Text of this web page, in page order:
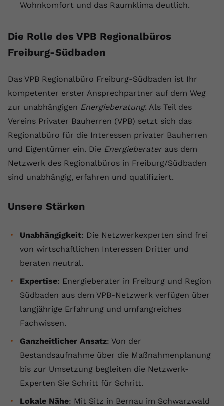
Wohnkomfort und das Raumklima deutlich.
Die Rolle des VPB Regionalbüros
Freiburg-Südbaden
Das VPB Regionalbüro Freiburg-Südbaden ist Ihr
kompetenter erster Ansprechpartner auf dem Weg
zur unabhängigen Energieberatung. Als Teil des
Vereins Privater Bauherren (VPB) setzt sich das
Regionalbüro für die Interessen privater Bauherren
und Eigentümer ein. Die Energieberateraus dem
Netzwerk des Regionalbüros in Freiburg/Südbaden
sind unabhängig, erfahren und qualifiziert.
Unsere Stärken
Unabhängigkeit: Die Netzwerkexperten sind frei
von wirtschaftlichen Interessen Dritter und
beraten neutral.
Expertise: Energieberater in Freiburg und Region
Südbaden aus dem VPB-Netzwerk verfügen über
langjährige Erfahrung und umfangreiches
Fachwissen.
Ganzheitlicher Ansatz: Von der
Bestandsaufnahme über die Maßnahmenplanung
bis zur Umsetzung begleiten die Netzwerk-
Experten Sie Schritt für Schritt.
Lokale Nähe: Mit Sitz in Bernau im Schwarzwald